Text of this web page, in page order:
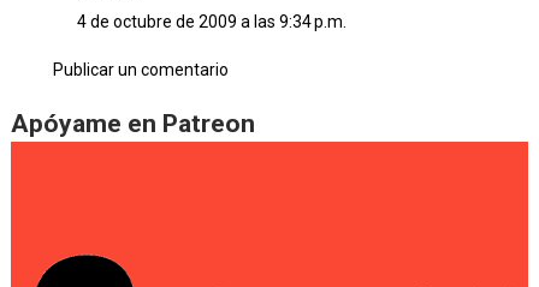
4 de octubre de 2009 a las 9:34 p.m.
Publicar un comentario
Apóyame en Patreon